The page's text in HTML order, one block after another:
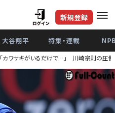
新規登録
大谷翔平 特集・連載
「カワサキがいるだけで…」 川崎宗則の圧